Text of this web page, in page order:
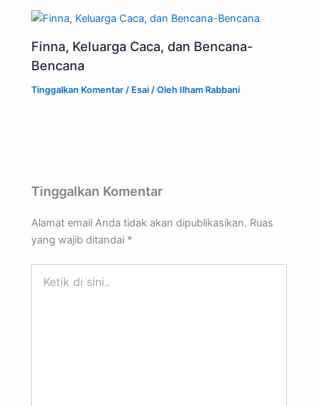
Finna, Keluarga Caca, dan Bencana-
Bencana
Tinggalkan Komentar / Esai / Oleh Ilham Rabbani
Tinggalkan Komentar
Alamat email Anda tidak akan dipublikasikan. Ruas
yang wajib ditandai *